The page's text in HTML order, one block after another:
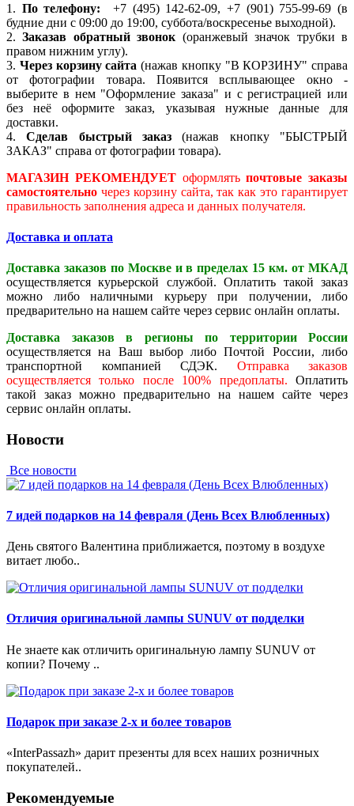
1. По телефону: +7 (495) 142-62-09, +7 (901) 755-99-69 (в
будние дни с 09:00 до 19:00, суббота/воскресенье выходной).
2.Заказав обратный звонок (оранжевый значок трубки в
правом нижним углу).
3. Через корзину сайта (нажав кнопку "В КОРЗИНУ" справа
от фотографии товара. Появится всплывающее окно -
выберите в нем "Оформление заказа" и с регистрацией или
без неё оформите заказ, указывая нужные данные для
доставки.
4.Сделав быстрый заказ (нажав кнопку "БЫСТРЫЙ
ЗАКАЗ" справа от фотографии товара).
МАГАЗИН РЕКОМЕНДУЕТоформлятьпочтовые заказы
самостоятельно через корзину сайта, так как это гарантирует
правильность заполнения адреса и данных получателя.
Доставка и оплата
Доставка заказов по Москве и в пределах 15 км. от МКАД
осуществляется курьерской службой. Оплатить такой заказ
можно либо наличными курьеру при получении, либо
предварительно на нашем сайте через сервис онлайн оплаты.
Доставка заказов в регионы по территории России
осуществляется на Ваш выбор либо Почтой России, либо
транспортной компанией СДЭК. Отправка заказов
осуществляется только после 100% предоплаты. Оплатить
такой заказ можно предварительно на нашем сайте через
сервис онлайн оплаты.
Новости
Все новости
7 идей подарков на 14 февраля (День Всех Влюбленных)
День святого Валентина приближается, поэтому в воздухе
витает любо..
Отличия оригинальной лампы SUNUV от подделки
Не знаете как отличить оригинальную лампу SUNUV от
копии? Почему ..
Подарок при заказе 2-х и более товаров
«InterPassazh» дарит презенты для всех наших розничных
покупателей..
Рекомендуемые